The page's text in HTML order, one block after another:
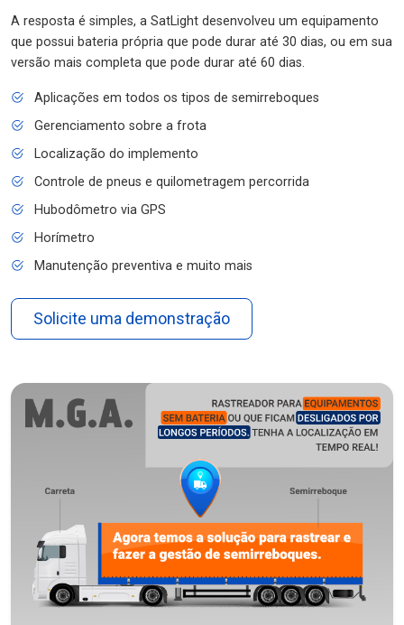
A resposta é simples, a SatLight desenvolveu um equipamento
que possui bateria própria que pode durar até 30 dias, ou em sua
versão mais completa que pode durar até 60 dias.
Aplicações em todos os tipos de semirreboques
Gerenciamento sobre a frota
Localização do implemento
Controle de pneus e quilometragem percorrida
Hubodômetro via GPS
Horímetro
Manutenção preventiva e muito mais
Solicite uma demonstração